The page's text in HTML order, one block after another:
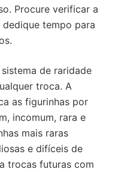
Procure verificar a
tempo para
de raridade
troca. A
as figurinhas por
incomum, rara e
mais raras
e difíceis de
trocas futuras com